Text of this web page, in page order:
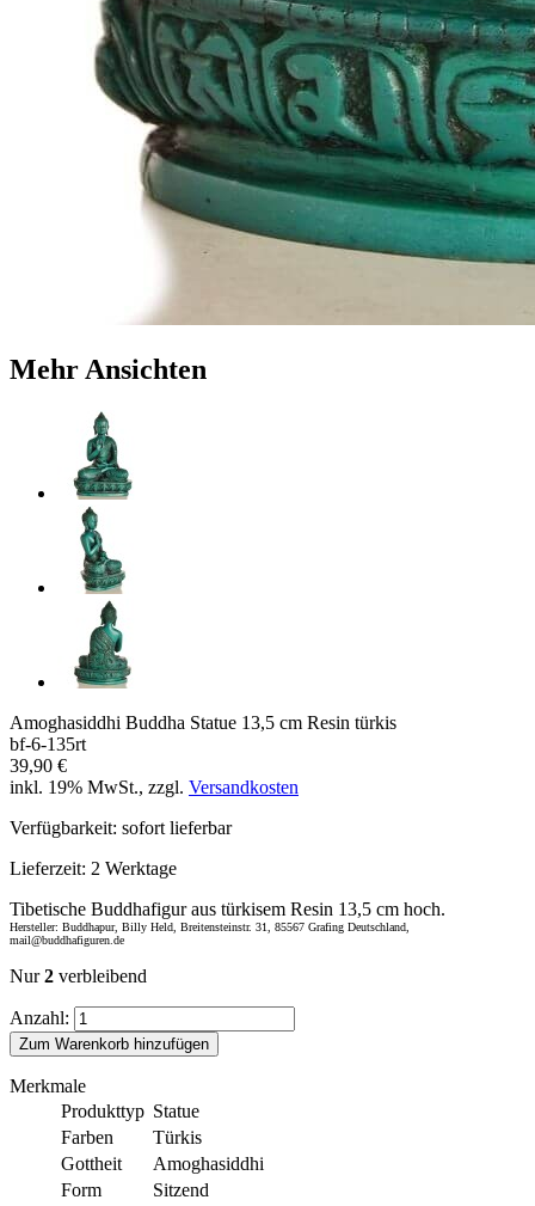
Mehr Ansichten
Amoghasiddhi Buddha Statue 13,5 cm Resin türkis
bf-6-135rt
39,90 €
inkl. 19% MwSt., zzgl. Versandkosten
Verfügbarkeit: sofort lieferbar
Lieferzeit: 2 Werktage
Tibetische Buddhafigur aus türkisem Resin 13,5 cm hoch.
Hersteller: Buddhapur, Billy Held, Breitensteinstr. 31, 85567 Grafing Deutschland,
mail@buddhafiguren.de
Nur2 verbleibend
Anzahl:
Zum Warenkorb hinzufügen
Merkmale
Produkttyp Statue
Farben
Türkis
Gottheit
Amoghasiddhi
Form
Sitzend